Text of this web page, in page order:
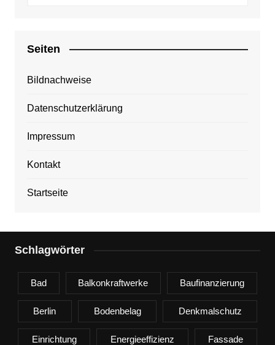
Seiten
Bildnachweise
Datenschutzerklärung
Impressum
Kontakt
Startseite
Schlagwörter
Bad Balkonkraftwerke Baufinanzierung
Berlin Bodenbelag Denkmalschutz
Einrichtung Energieeffizienz Fassade